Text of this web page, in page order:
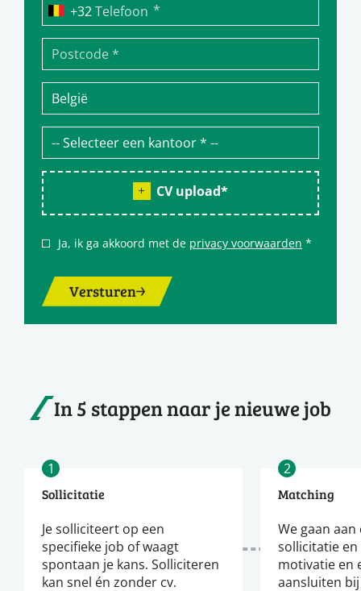
Telefoon *
CV upload*
Ja, ik ga akkoord met de privacy voorwaarden *
Versturen
In 5 stappen naar je nieuwe job
1
Sollicitatie
Je solliciteert op een
specifieke job of waagt
spontaan je kans. Solliciteren
kan snel én zonder cv.
2
Matching
We gaan
sollicitatie
motivatie en
aansluiten